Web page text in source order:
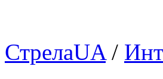
СтрелаUA/